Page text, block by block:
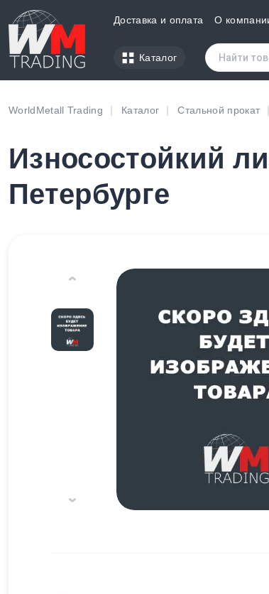
Доставка и оплата О
Каталог
WorldMetall Trading Каталог Стальной прокат
Износостойкий
Петербурге